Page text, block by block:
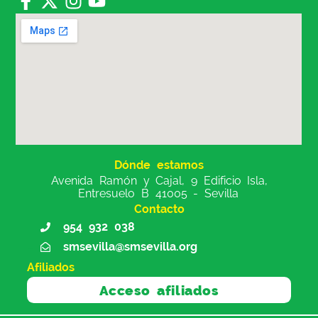
Dónde estamos
Avenida Ramón y Cajal, 9 Edificio Isla,
Entresuelo B 41005 - Sevilla
Contacto
954 932 038
smsevilla@smsevilla.org
Afiliados
Acceso afiliados